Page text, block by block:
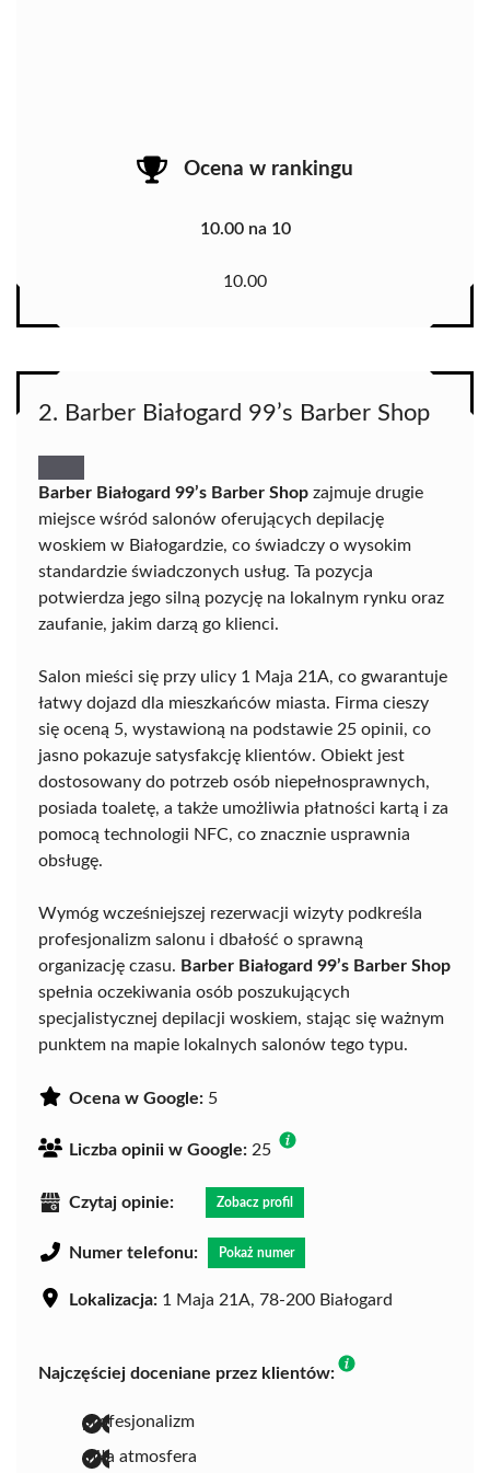
Ocena w rankingu
10.00 na 10
10.00
2. Barber Białogard 99’s Barber Shop
Barber Białogard 99’s Barber Shop zajmuje drugie
miejsce wśród salonów oferujących depilację
woskiem w Białogardzie, co świadczy o wysokim
standardzie świadczonych usług. Ta pozycja
potwierdza jego silną pozycję na lokalnym rynku oraz
zaufanie, jakim darzą go klienci.
Salon mieści się przy ulicy 1 Maja 21A, co gwarantuje
łatwy dojazd dla mieszkańców miasta. Firma cieszy
się oceną 5, wystawioną na podstawie 25 opinii, co
jasno pokazuje satysfakcję klientów. Obiekt jest
dostosowany do potrzeb osób niepełnosprawnych,
posiada toaletę, a także umożliwia płatności kartą i za
pomocą technologii NFC, co znacznie usprawnia
obsługę.
Wymóg wcześniejszej rezerwacji wizyty podkreśla
profesjonalizm salonu i dbałość o sprawną
organizację czasu. Barber Białogard 99’s Barber Shop
spełnia oczekiwania osób poszukujących
specjalistycznej depilacji woskiem, stając się ważnym
punktem na mapie lokalnych salonów tego typu.
Ocena w Google: 5
Liczba opinii w Google: 25
Czytaj opinie: Zobacz profil
Numer telefonu: Pokaż numer
Lokalizacja: 1 Maja 21A, 78-200 Białogard
Najczęściej doceniane przez klientów:
profesjonalizm
miła atmosfera